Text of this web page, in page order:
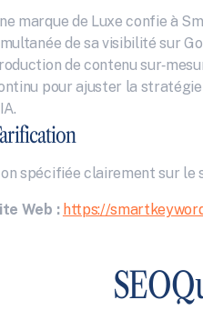
marque de Luxe confie à
de sa visibilité sur
de contenu
pour ajuster la
spécifiée clairement sur le
Web : https://